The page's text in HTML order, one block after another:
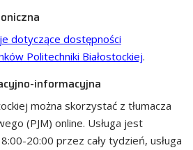
dotyczące dostępności
Politechniki Białostockiej.
informacyjna
można skorzystać z tłumacza
(PJM) online. Usługa jest
20:00 przez cały tydzień, usługa